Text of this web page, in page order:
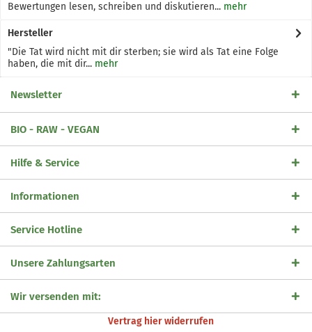
Bewertungen lesen, schreiben und diskutieren... mehr
Hersteller
"Die Tat wird nicht mit dir sterben; sie wird als Tat eine Folge
haben, die mit dir... mehr
Newsletter
BIO - RAW - VEGAN
Hilfe & Service
Informationen
Service Hotline
Unsere Zahlungsarten
Wir versenden mit:
Vertrag hier widerrufen